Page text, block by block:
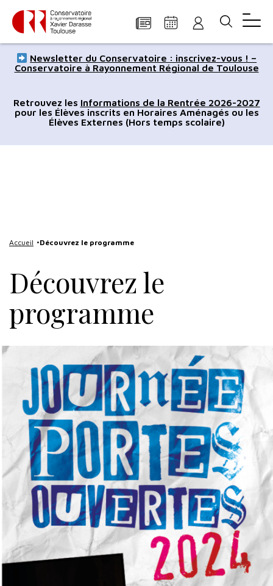
Aller
au
principal
à
navigation
à
recherche
au
de
page
au
du
site
Newsletter du Conservatoire : inscrivez-vous ! –
Conservatoire à Rayonnement Régional de Toulouse
Retrouvez les Informations de la Rentrée 2026-2027
pour les Élèves inscrits en Horaires Aménagés ou les
Élèves Externes (Hors temps scolaire)
Accueil Découvrez le programme
Découvrez le
programme
Panneau de gestion des cookies